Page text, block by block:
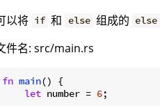
以将 if 和 else 组成的
件名: src/main.rs
fn main() {
let number = 6;